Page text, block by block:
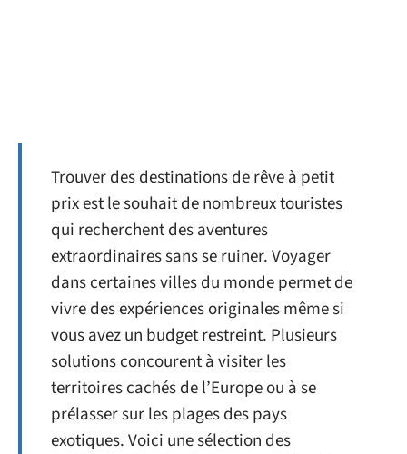
Trouver des destinations de rêve à petit
prix est le souhait de nombreux touristes
qui recherchent des aventures
extraordinaires sans se ruiner. Voyager
dans certaines villes du monde permet de
vivre des expériences originales même si
vous avez un budget restreint. Plusieurs
solutions concourent à visiter les
territoires cachés de l’Europe ou à se
prélasser sur les plages des pays
exotiques. Voici une sélection des